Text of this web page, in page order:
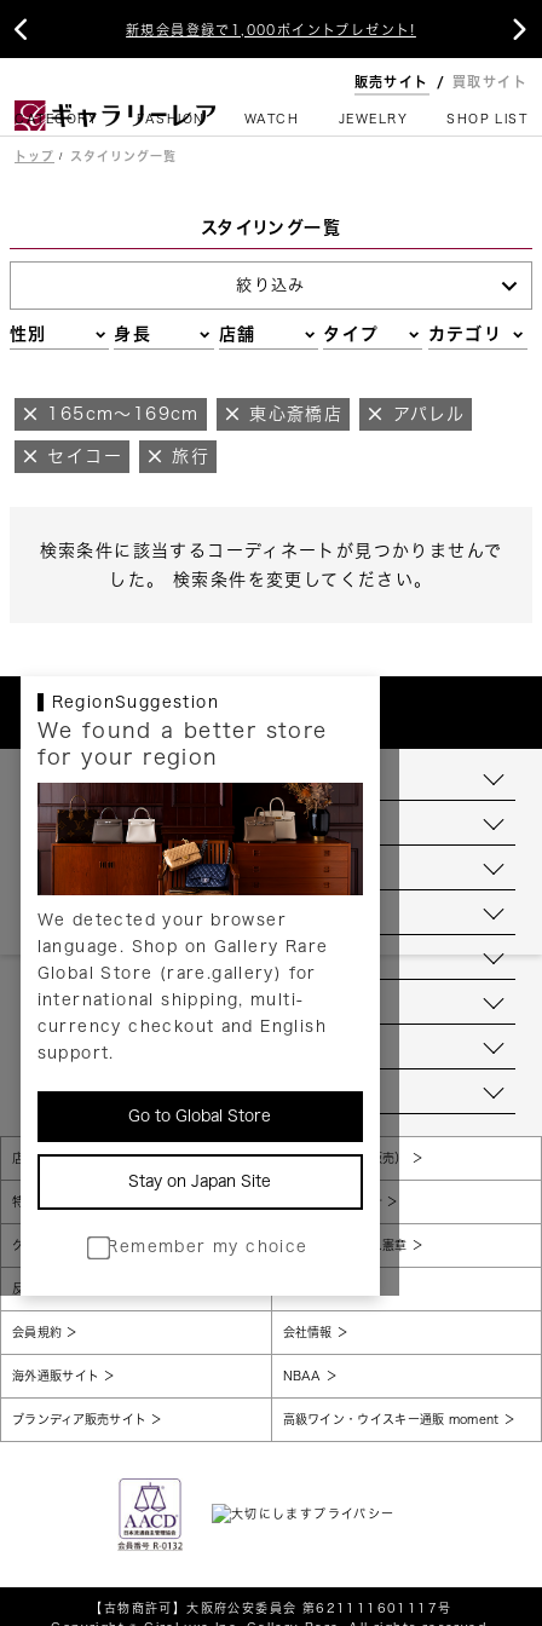
新規会員登録で1,000ポイントプレゼント!
 
販売サイト 買取サイト
CATEGORY FASHION WATCH JEWELRY SHOP LIST
トップ スタイリング一覧
スタイリング一覧
絞り込み
性別 身長 店舗 タイプ カテゴリ
165cm～169cm 東心斎橋店 アパレル
セイコー 旅行
検索条件に該当するコーディネートが見つかりませんで
した。 検索条件を変更してください。
RegionSuggestion
We found a better store
for your region
We detected your browser
language. Shop on Gallery Rare
Global Store (rare.gallery) for
international shipping, multi-
currency checkout and English
support.
Go to Global Store
Stay on Japan Site
Remember my choice
お支払いについて
配送について
送料について
返品について
ヘルプ
お問い合わせ
当店について
店舗一覧 販売規約（店頭販売）
特定商取引法に基づく表示 個人情報保護方針
グローバルプライバシーポリシー コンプライアンス憲章
反社会的勢力に対する基本方針
会員規約 会社情報
海外通販サイト NBAA
ブランディア販売サイト 高級ワイン・ウイスキー通販 moment
【古物商許可】大阪府公安委員会 第621111601117号